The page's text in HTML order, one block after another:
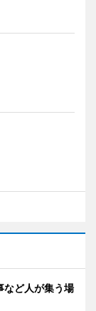
など人が集う場